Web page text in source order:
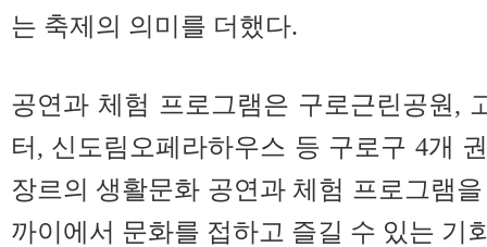
는 축제의 의미를 더했다.
공연과 체험 프로그램은 구로근린공원,
터, 신도림오페라하우스 등 구로구 4개
장르의 생활문화 공연과 체험 프로그램
까이에서 문화를 접하고 즐길 수 있는 기